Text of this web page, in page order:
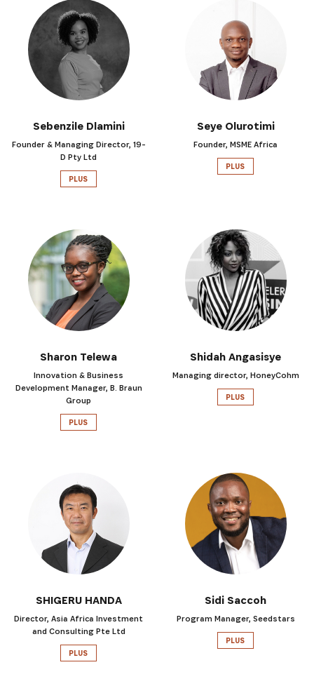
INSCRIVEZ-VOUS À NOTRE
NEWSLETTER
Netpreneur Prize Initiative, nos héros et nos
Sebenzile Dlamini
Founder & Managing Director, 19-
D Pty Ltd
PLUS
Seye Olurotimi
Founder, MSME Africa
PLUS
Sharon Telewa
Innovation & Business
Development Manager, B. Braun
Group
PLUS
Shidah Angasisye
Managing director, HoneyCohm
PLUS
SHIGERU HANDA
Director, Asia Africa Investment
and Consulting Pte Ltd
PLUS
Sidi Saccoh
Program Manager, Seedstars
PLUS